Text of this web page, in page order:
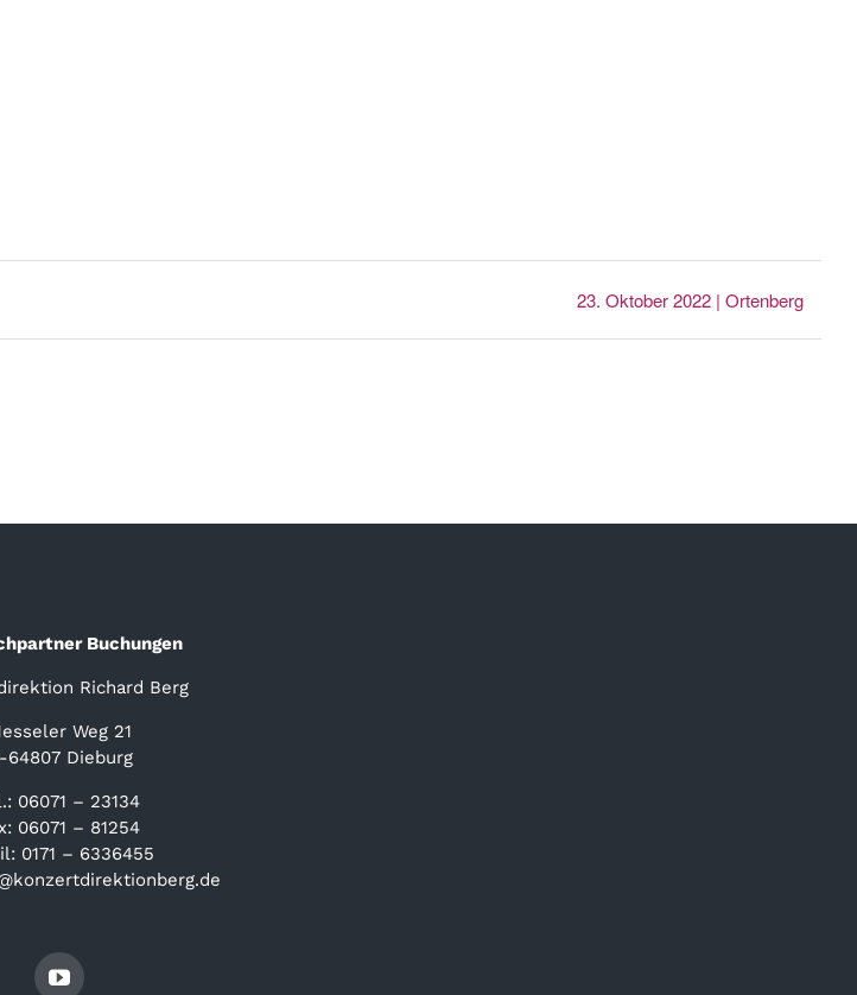
23. Oktober 2022 | Ortenberg
Buchungen
Richard Berg
Weg 21
64807 Dieburg
06071 – 23134
06071 – 81254
0171 – 6336455